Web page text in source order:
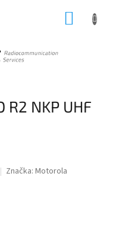
NKP UHF
Značka: Motorola